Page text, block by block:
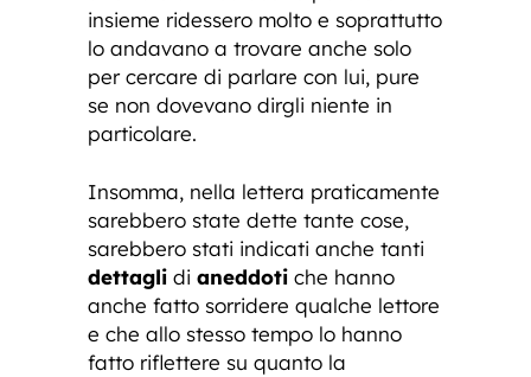
insieme ridessero molto e soprattutto
lo andavano a trovare anche solo
per cercare di parlare con lui, pure
se non dovevano dirgli niente in
particolare.
Insomma, nella lettera praticamente
sarebbero state dette tante cose,
sarebbero stati indicati anche tanti
dettagli di aneddoti che hanno
anche fatto sorridere qualche lettore
e che allo stesso tempo lo hanno
fatto riflettere su quanto la